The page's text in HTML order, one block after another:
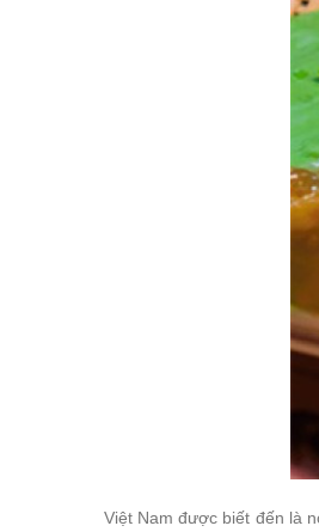
Việt Nam được biết đến là